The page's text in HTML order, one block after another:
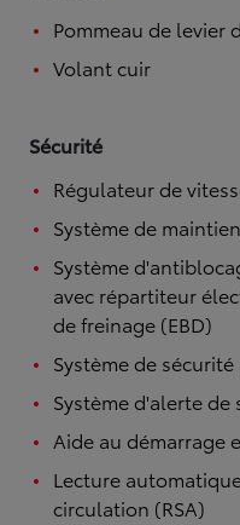
Pommeau de levier
Volant cuir
Sécurité
Régulateur de
Système de
Système
avec répartiteur
de freinage (EBD)
Système de
Système d'alerte de
Aide au démarrage
Lecture
circulation (RSA)